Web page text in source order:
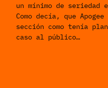
un mínimo de seriedad
Como decía, que
sección como tenía
caso al público…